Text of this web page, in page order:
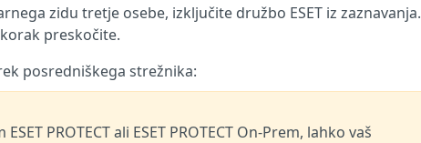
zidu tretje osebe, izključite družbo ESET iz zaznavanja.
preskočite.
posredniškega strežnika:
PROTECT ali ESET PROTECT On-Prem, lahko vaš